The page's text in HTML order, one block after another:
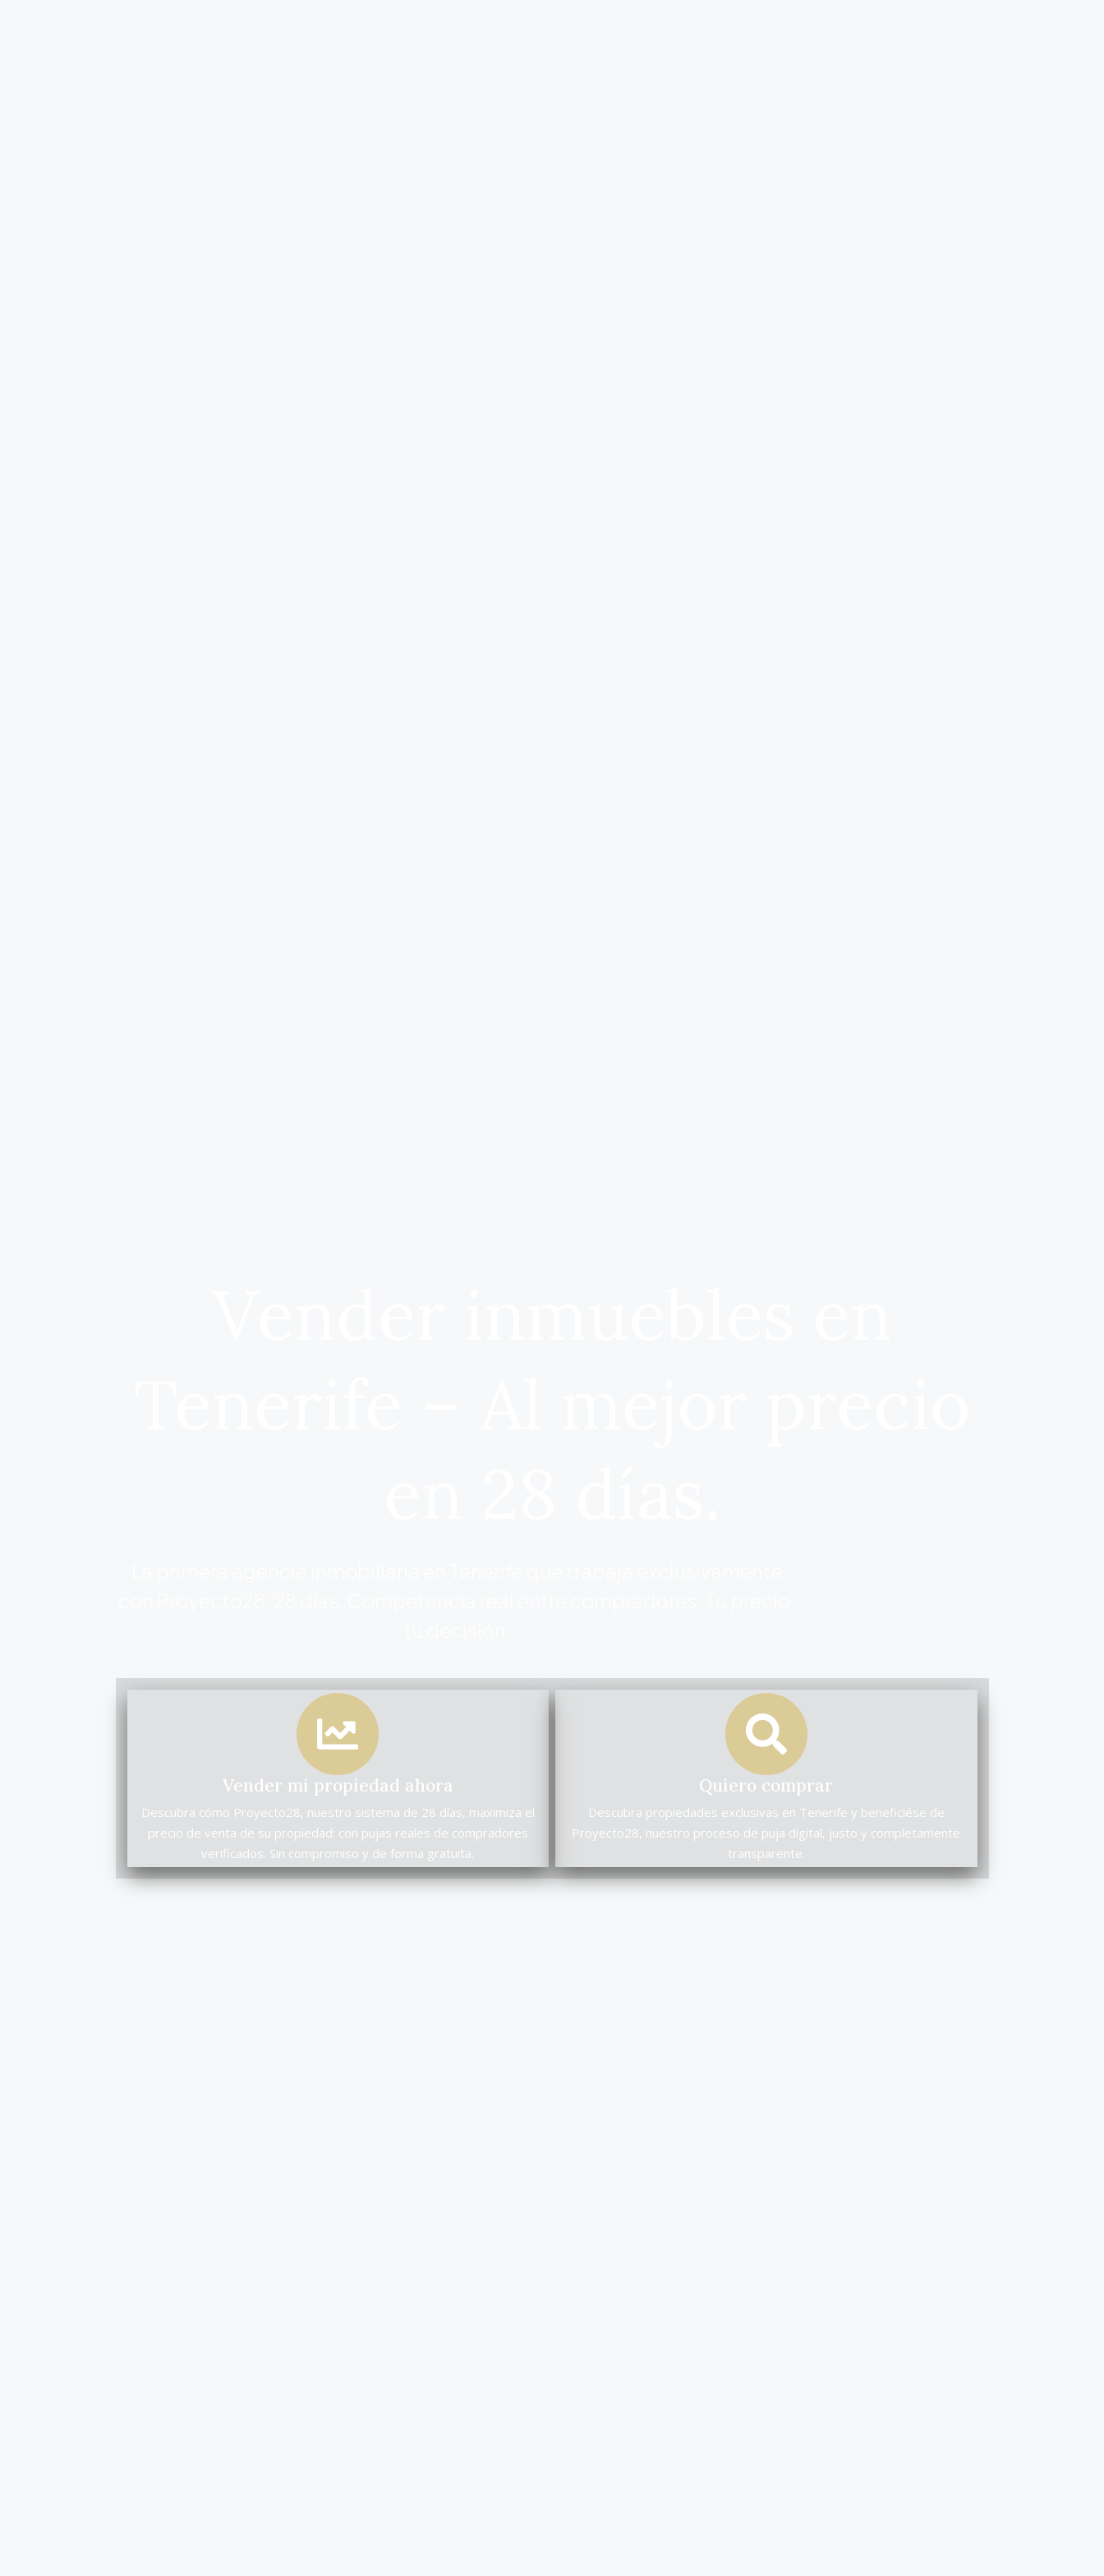
Vender mi propiedad ahora
Descubra cómo Proyecto28, nuestro sistema de 28 días, maximiza el
precio de venta de su propiedad: con pujas reales de compradores
verificados. Sin compromiso y de forma gratuita.
Quiero comprar
Descubra propiedades exclusivas en Tenerife y beneficiése de
Proyecto28, nuestro proceso de puja digital, justo y completamente
transparente.